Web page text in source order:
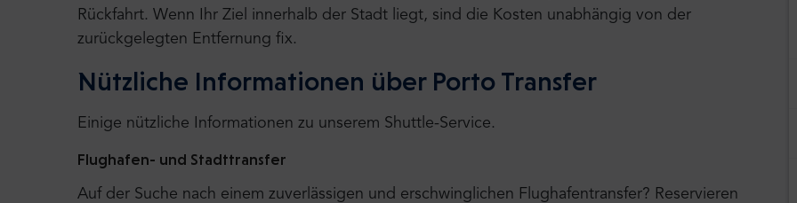
Rückfahrt. Wenn Ihr Ziel innerhalb der Stadt liegt, sind die Kosten unabhängig von der
zurückgelegten Entfernung fix.
Nützliche Informationen über Porto Transfer
Einige nützliche Informationen zu unserem Shuttle-Service.
Flughafen- und Stadttransfer
Auf der Suche nach einem zuverlässigen und erschwinglichen Flughafentransfer? Reservieren